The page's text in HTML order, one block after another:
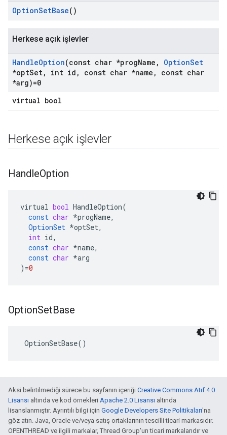
OptionSetBase()
Herkese açık işlevler
HandleOption(const char *progName , OptionSet
*optSet, int id , const char *name ,
const char
*arg)=0
virtual bool
Herkese açık işlevler
HandleOption
virtual bool HandleOption(
const char *progName,
OptionSet *optSet,
int id,
const char *name,
const char *arg
) =0
OptionSetBase
OptionSetBase()
Aksi belirtilmediği sürece bu sayfanın içeriği Creative Commons Atıf 4.0
Lisansı altında ve kod örnekleri Apache 2.0 Lisansı altında
lisanslanmıştır. Ayrıntılı bilgi için Google Developers Site Politikaları'na
göz atın. Java, Oracle ve/veya satış ortaklarının tescilli ticari markasıdır.
OPENTHREAD ve ilgili markalar, Thread Group'un ticari markalarıdır ve